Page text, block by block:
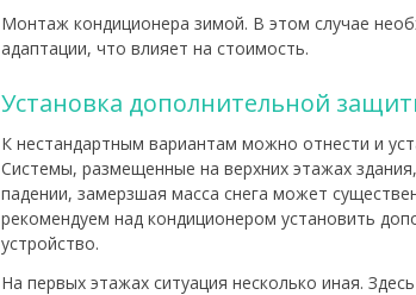
Монтаж кондиционера зимой. В этом случае
адаптации, что влияет на стоимость.
Установка дополнительной
К нестандартным вариантам можно отнести и
Системы, размещенные на верхних этажах
падении, замерзшая масса снега может
рекомендуем над кондиционером установить
устройство.
На первых этажах ситуация несколько иная.